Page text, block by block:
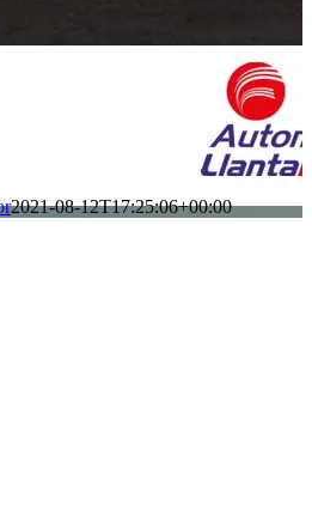
2021-08-12T17:25:06+00:00